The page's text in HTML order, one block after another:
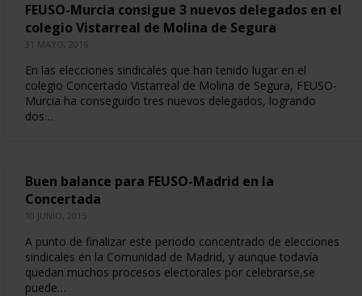
FEUSO-Murcia consigue 3 nuevos delegados en el
colegio Vistarreal de Molina de Segura
31 MAYO, 2016
En las elecciones sindicales que han tenido lugar en el
colegio Concertado Vistarreal de Molina de Segura, FEUSO-
Murcia ha conseguido tres nuevos delegados, logrando
dos…
Buen balance para FEUSO-Madrid en la
Concertada
10 JUNIO, 2015
A punto de finalizar este periodo concentrado de elecciones
sindicales en la Comunidad de Madrid, y aunque todavía
quedan muchos procesos electorales por celebrarse,se
puede…